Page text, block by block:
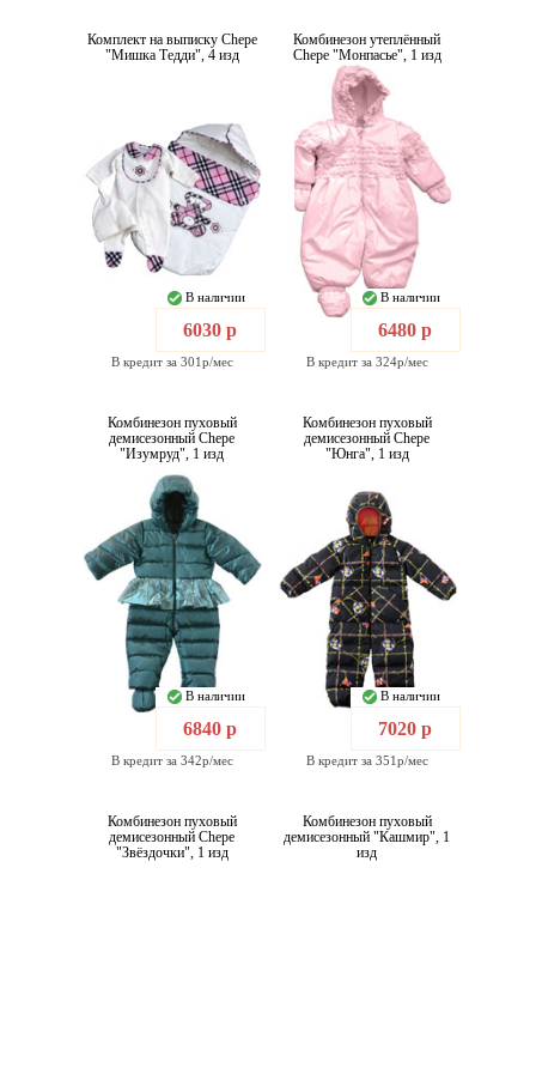
Комплект на выписку Chepe
"Мишка Тедди", 4 изд
В наличии
6030 р
В кредит за 301р/мес
Комбинезон утеплённый
Chepe "Монпасье", 1 изд
В наличии
6480 р
В кредит за 324р/мес
Комбинезон пуховый
демисезонный Chepe
"Изумруд", 1 изд
В наличии
6840 р
В кредит за 342р/мес
Комбинезон пуховый
демисезонный Chepe
"Юнга", 1 изд
В наличии
7020 р
В кредит за 351р/мес
Комбинезон пуховый
демисезонный Chepe
"Звёздочки", 1 изд
Комбинезон пуховый
демисезонный "Кашмир", 1
изд